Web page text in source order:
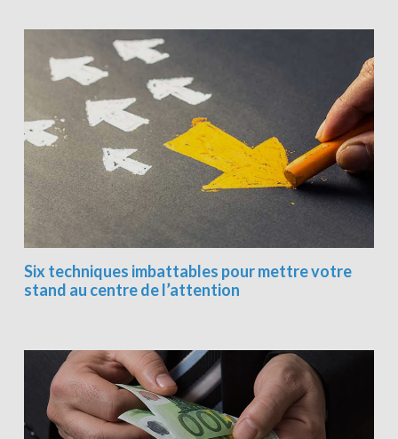
Six techniques imbattables pour mettre votre
stand au centre de l’attention